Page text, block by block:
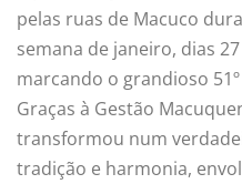
pelas ruas de Macuco
semana de janeiro, dias
marcando o grandioso
Graças à Gestão
transformou num
tradição e harmonia,